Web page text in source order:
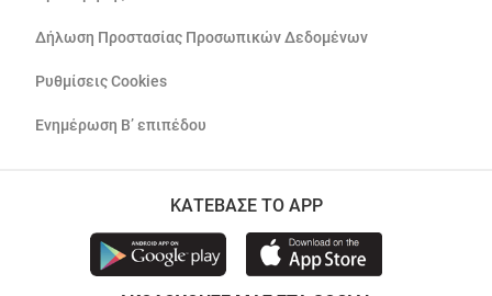
Δήλωση Προστασίας Προσωπικών Δεδομένων
Ρυθμίσεις Cookies
Ενημέρωση Β’ επιπέδου
ΚΑΤΕΒΑΣΕ ΤΟ APP